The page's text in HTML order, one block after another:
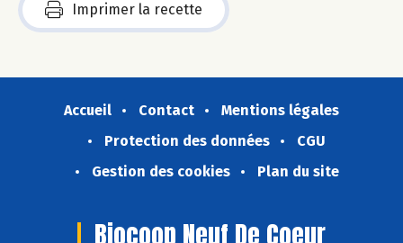
Imprimer la recette
Accueil Contact
Mentions légales
Protection des données
CGU
Gestion des cookies
Plan du site
Biocoop Neuf De Coeur